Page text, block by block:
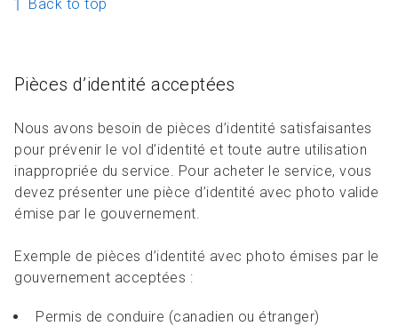
Back to top
Pièces d’identité acceptées
Nous avons besoin de pièces d’identité satisfaisantes
pour prévenir le vol d’identité et toute autre utilisation
inappropriée du service. Pour acheter le service, vous
devez présenter une pièce d’identité avec photo valide
émise par le gouvernement.
Exemple de pièces d’identité avec photo émises par le
gouvernement acceptées :
Permis de conduire (canadien ou étranger)